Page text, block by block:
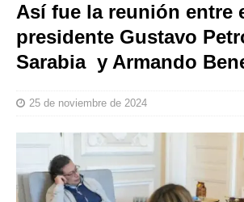
Así fue la reunión entre
presidente Gustavo
Sarabia y Armando
25 de noviembre de 2024